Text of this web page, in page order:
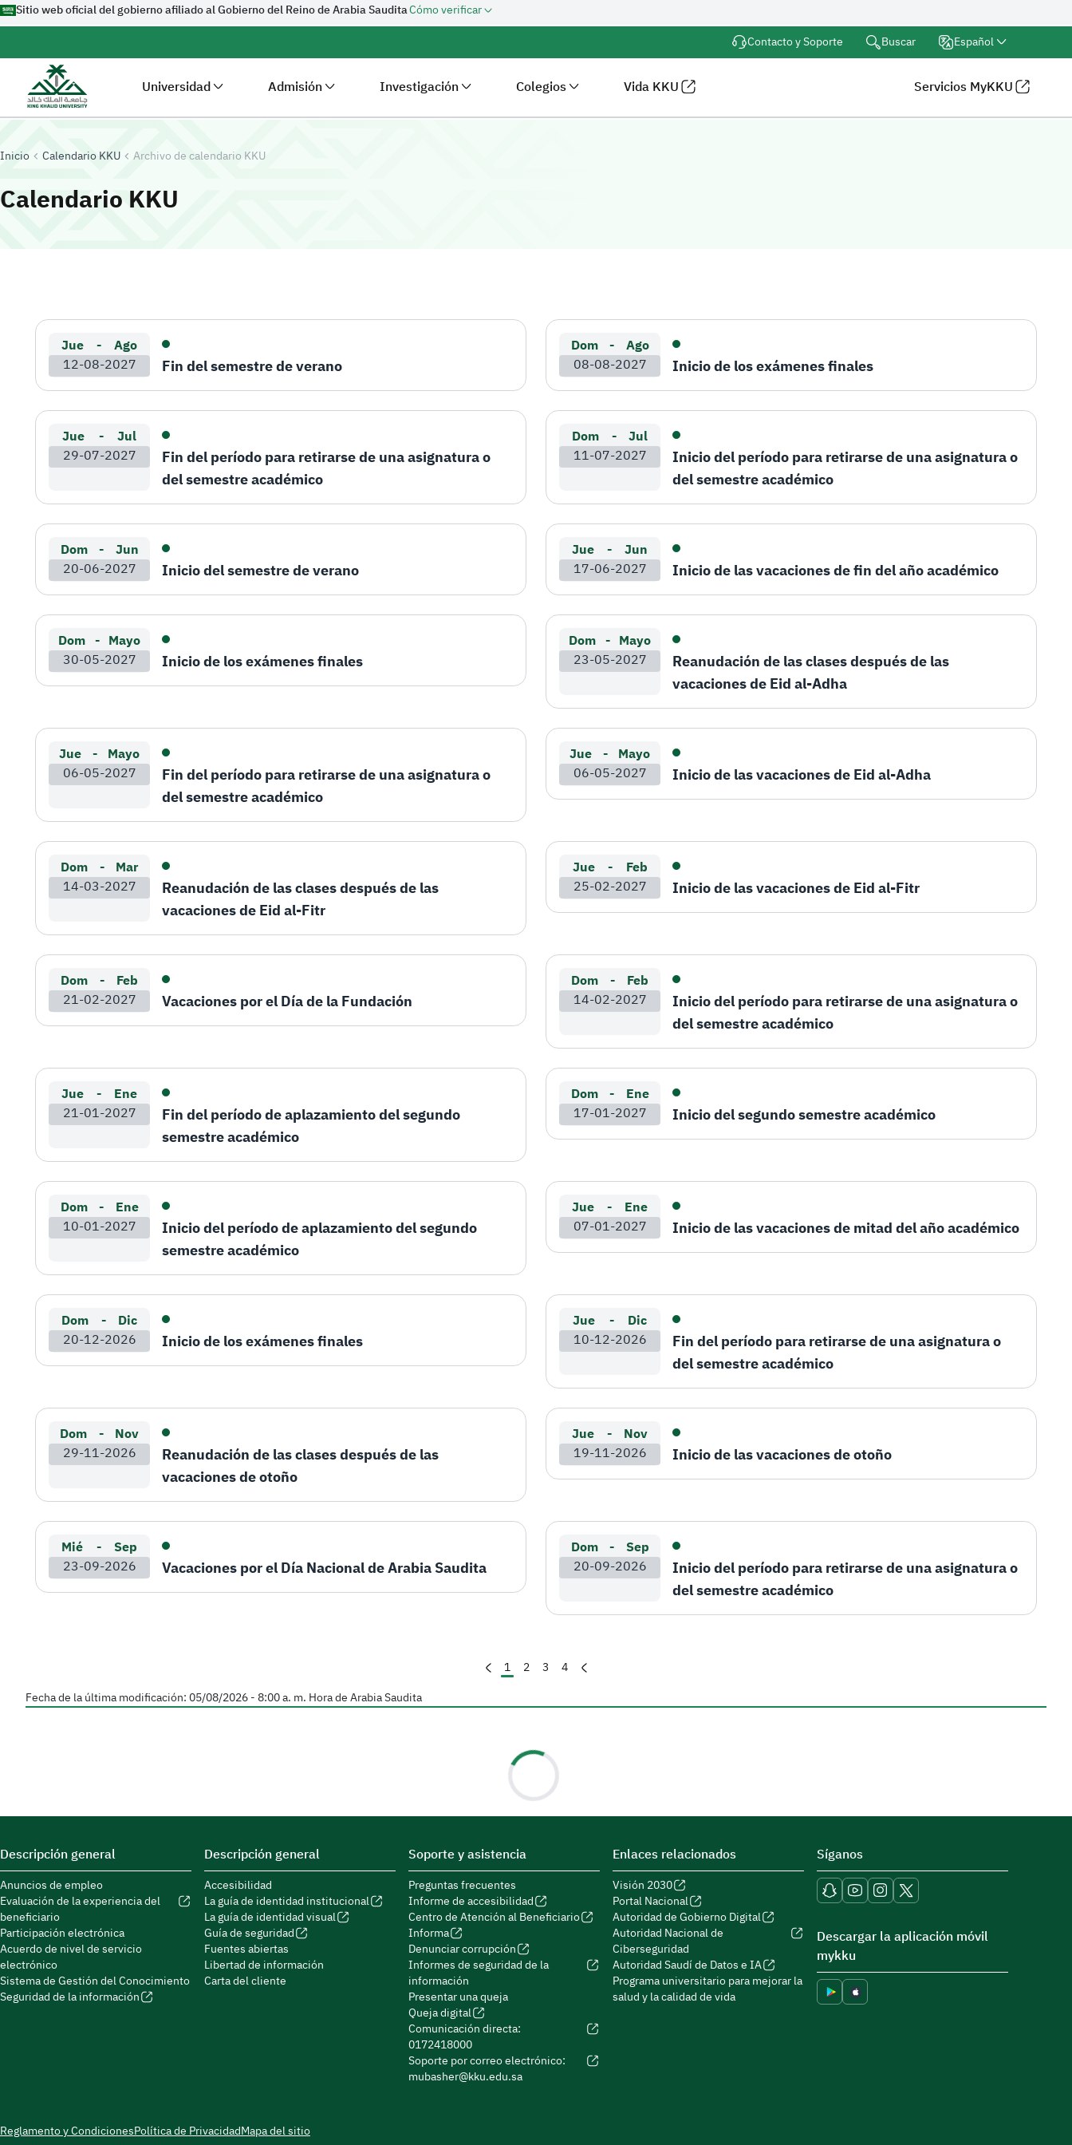
Sitio web oficial del gobierno afiliado al Gobierno del Reino de Arabia SauditaCómo verificar
Contacto y Soporte
Buscar Español
Universidad Admisión Investigación Colegios Vida KKU Servicios MyKKU
Inicio Calendario KKU Archivo de calendario KKU
Calendario KKU
Jue -
Ago
12-08-2027
Fin del semestre de verano
Dom -
Ago
08-08-2027
Inicio de los exámenes finales
Jue -
Jul
29-07-2027
Fin del período para retirarse de una asignatura o
del semestre académico
Dom -
Jul
11-07-2027
Inicio del período para retirarse de una asignatura o
del semestre académico
Dom -
Jun
20-06-2027
Inicio del semestre de verano
Jue -
Jun
17-06-2027
Inicio de las vacaciones de fin del año académico
Dom - Mayo
30-05-2027
Inicio de los exámenes finales
Dom - Mayo
23-05-2027
Reanudación de las clases después de las
vacaciones de Eid al-Adha
Jue -
Mayo
06-05-2027
Fin del período para retirarse de una asignatura o
del semestre académico
Jue -
Mayo
06-05-2027
Inicio de las vacaciones de Eid al-Adha
Dom -
Mar
14-03-2027
Reanudación de las clases después de las
vacaciones de Eid al-Fitr
Jue -
Feb
25-02-2027
Inicio de las vacaciones de Eid al-Fitr
Dom -
Feb
21-02-2027
Vacaciones por el Día de la Fundación
Dom -
Feb
14-02-2027
Inicio del período para retirarse de una asignatura o
del semestre académico
Jue -
Ene
21-01-2027
Fin del período de aplazamiento del segundo
semestre académico
Dom -
Ene
17-01-2027
Inicio del segundo semestre académico
Dom -
Ene
10-01-2027
Inicio del período de aplazamiento del segundo
semestre académico
Jue -
Ene
07-01-2027
Inicio de las vacaciones de mitad del año académico
Dom -
Dic
20-12-2026
Inicio de los exámenes finales
Jue -
Dic
10-12-2026
Fin del período para retirarse de una asignatura o
del semestre académico
Dom -
Nov
29-11-2026
Reanudación de las clases después de las
vacaciones de otoño
Jue -
Nov
19-11-2026
Inicio de las vacaciones de otoño
Mié -
Sep
23-09-2026
Vacaciones por el Día Nacional de Arabia Saudita
Dom -
Sep
20-09-2026
Inicio del período para retirarse de una asignatura o
del semestre académico
1 2 3
4
Fecha de la última modificación:05/08/2026 - 8:00 a. m. Hora de Arabia Saudita
Descripción general
Anuncios de empleo
Evaluación de la experiencia del
beneficiario
Participación electrónica
Acuerdo de nivel de servicio
electrónico
Sistema de Gestión del Conocimiento
Seguridad de la información
Descripción general
Accesibilidad
La guía de identidad institucional
La guía de identidad visual
Guía de seguridad
Fuentes abiertas
Libertad de información
Carta del cliente
Soporte y asistencia
Preguntas frecuentes
Informe de accesibilidad
Centro de Atención al Beneficiario
Informa
Denunciar corrupción
Informes de seguridad de la
información
Presentar una queja
Queja digital
Comunicación directa:
0172418000
Soporte por correo electrónico:
mubasher@kku.edu.sa
Enlaces relacionados
Visión 2030
Portal Nacional
Autoridad de Gobierno Digital
Autoridad Nacional de
Ciberseguridad
Autoridad Saudí de Datos e IA
Programa universitario para mejorar la
salud y la calidad de vida
Síganos
Descargar la aplicación móvil
mykku
Reglamento y CondicionesPolítica de PrivacidadMapa del sitio